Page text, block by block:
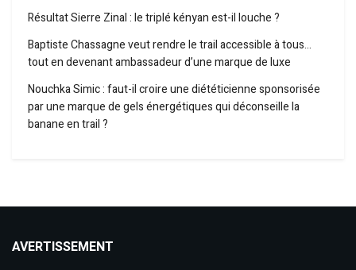
Résultat Sierre Zinal : le triplé kényan est-il louche ?
Baptiste Chassagne veut rendre le trail accessible à tous…
tout en devenant ambassadeur d’une marque de luxe
Nouchka Simic : faut-il croire une diététicienne sponsorisée
par une marque de gels énergétiques qui déconseille la
banane en trail ?
AVERTISSEMENT